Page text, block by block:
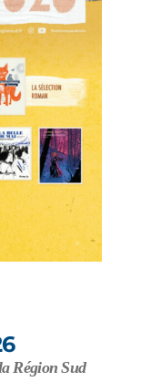
Région Sud